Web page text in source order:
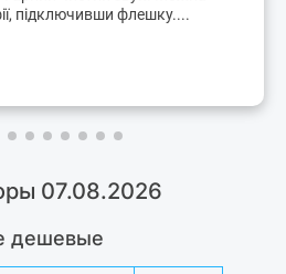
підключивши флешку....
07.08.2026
дешевые